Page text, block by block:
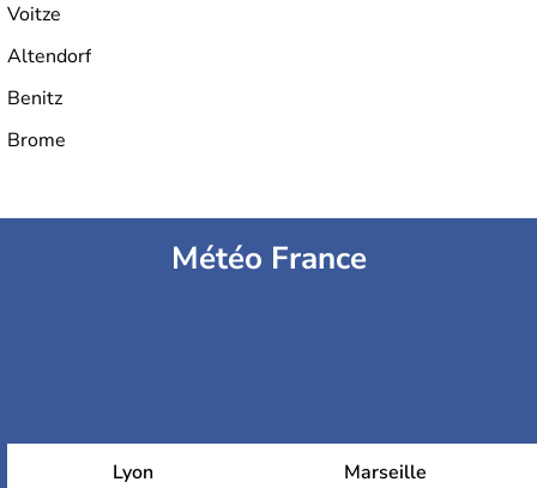
Voitze
Altendorf
Benitz
Brome
Météo France
Lyon Marseille